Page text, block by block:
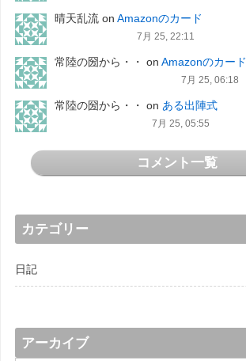
晴天乱流on Amazonのカード
7月 25, 22:11
常陸の圀から・・ on Amazonのカード
7月 25, 06:18
常陸の圀から・・ on ある出陣式
7月 25, 05:55
コメント一覧
カテゴリー
日記
アーカイブ